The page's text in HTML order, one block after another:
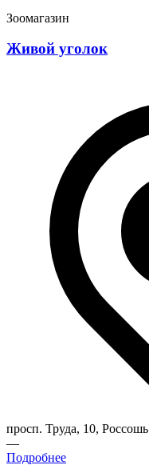
Зоомагазин
Живой уголок
просп. Труда, 10, Россошь
—
Подробнее